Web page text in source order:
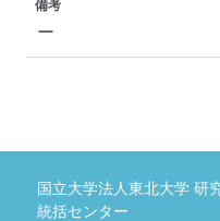
備考
ー
国立大学法人東北大学 研
統括センター